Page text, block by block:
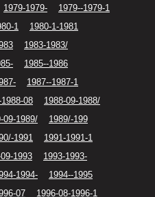
1979-1979-
1979--1979-1
1
1980-1-1981
1983-1983/
1985--1986
1987--1987-1
08
1988-09-1988/
09-1989/
1989/-199
1991
1991-1991-1
1993
1993-1993-
1994-
1994--1995
07
1996-08-1996-1